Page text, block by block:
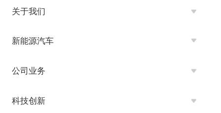
关于我们
新能源汽车
公司业务
科技创新